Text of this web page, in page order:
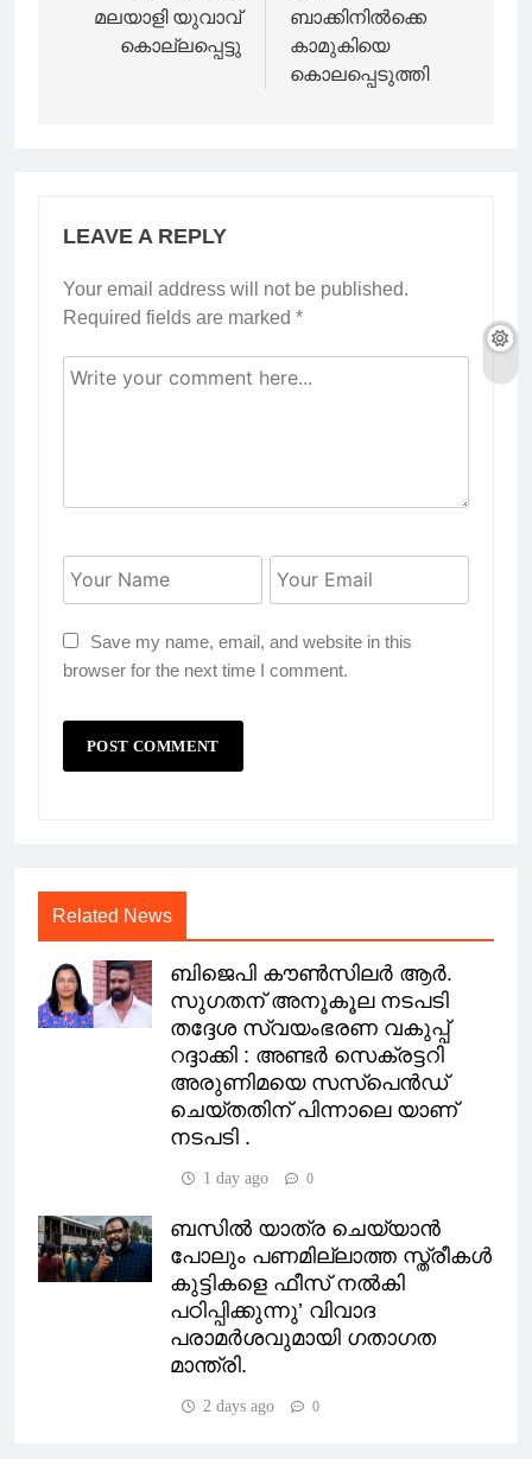
മലയാളി യുവാവ്
കൊല്ലപ്പെട്ടു
ബാക്കിനിൽക്കെ
കാമുകിയെ
കൊലപ്പെടുത്തി
LEAVE A REPLY
Your email address will not be published.
Required fields are marked *
Save my name, email, and website in this
browser for the next time I comment.
Related News
ബിജെപി കൗണ്‍സിലര്‍ ആര്‍.
സുഗതന് അനൂകൂല നടപടി
തദ്ദേശ സ്വയംഭരണ വകുപ്പ്
റദ്ദാക്കി : അണ്ടർ സെക്രട്ടറി
അരുണിമയെ സസ്‌പെന്‍ഡ്
ചെയ്തതിന് പിന്നാലെ യാണ്
നടപടി .
1 day ago 0
ബസിൽ യാത്ര ചെയ്യാൻ
പോലും പണമില്ലാത്ത സ്ത്രീകൾ
കുട്ടികളെ ഫീസ് നൽകി
പഠിപ്പിക്കുന്നു’ വിവാദ
പരാമർശവുമായി ഗതാഗത
മാന്ത്രി.
2 days ago 0